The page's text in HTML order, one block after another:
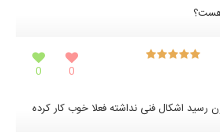
هست؟
0
0
اشکال فنی نداشته فعلا خوب کار کرده